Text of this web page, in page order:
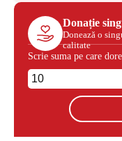
Donație
Donează o
calitate
Scrie suma pe care